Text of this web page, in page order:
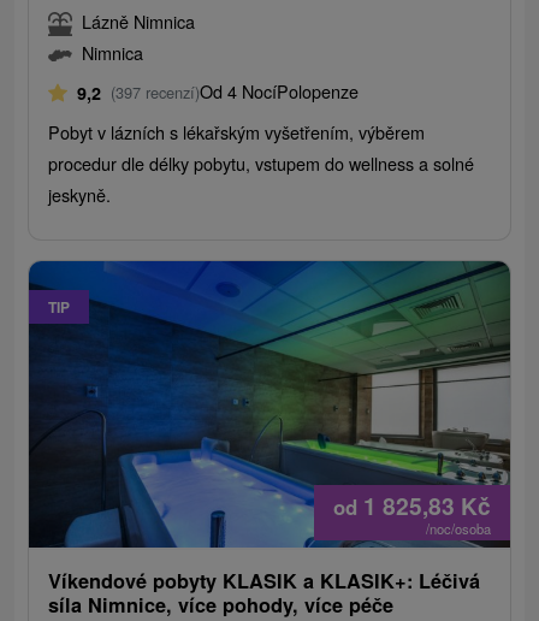
Lázně Nimnica
Nimnica
9,2 (397 recenzí)Od 4 NocíPolopenze
Pobyt v lázních s lékařským vyšetřením, výběrem
procedur dle délky pobytu, vstupem do wellness a solné
jeskyně.
TIP
od 1 825,83 Kč
/noc/osoba
Víkendové pobyty KLASIK a KLASIK+: Léčivá
síla Nimnice, více pohody, více péče